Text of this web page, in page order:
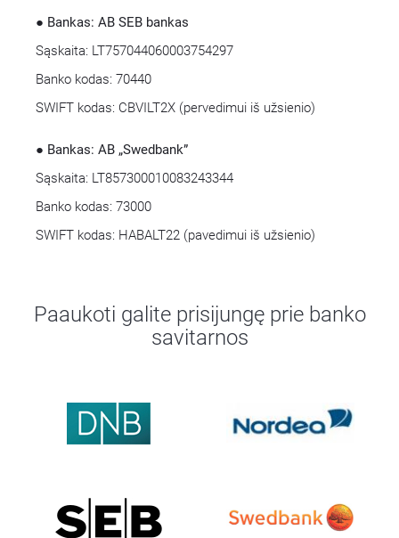
● Bankas: AB SEB bankas
Sąskaita: LT757044060003754297
Banko kodas: 70440
SWIFT kodas: CBVILT2X (pervedimui iš užsienio)
● Bankas: AB „Swedbank”
Sąskaita: LT857300010083243344
Banko kodas: 73000
SWIFT kodas: HABALT22 (pavedimui iš užsienio)
Paaukoti galite prisijungę prie banko
savitarnos